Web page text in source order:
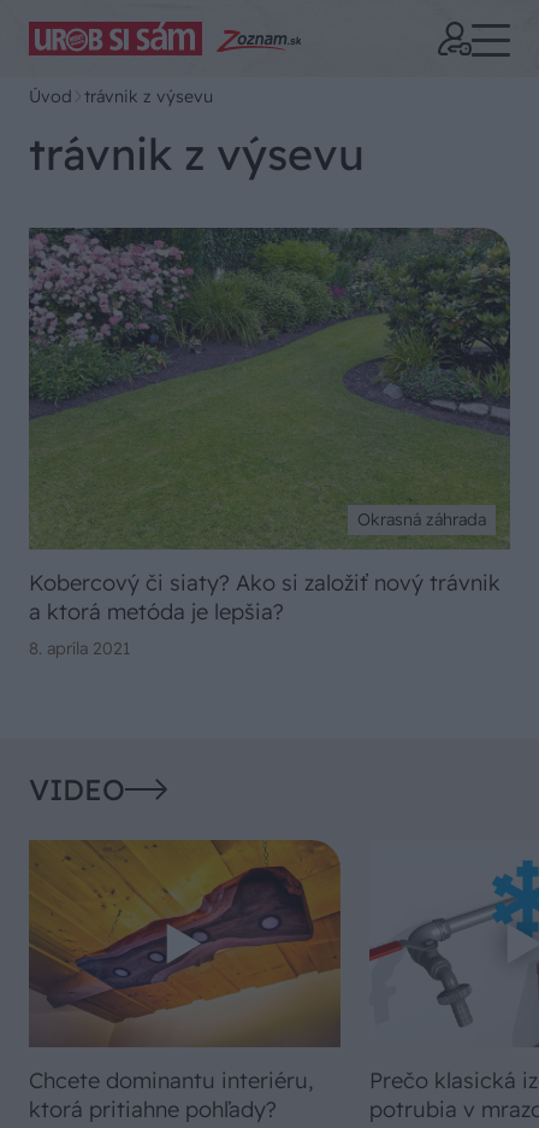
Úvod trávnik z výsevu
trávnik z výsevu
Okrasná záhrada
Kobercový či siaty? Ako si založiť nový trávnik
a ktorá metóda je lepšia?
8. apríla 2021
VIDEO
Chcete dominantu interiéru,
ktorá pritiahne pohľady?
Prečo klasická
potrubia v